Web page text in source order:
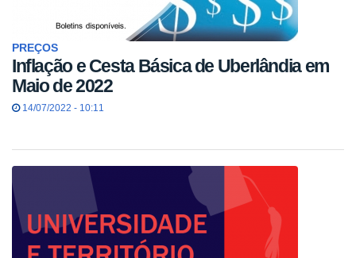
PREÇOS
Inflação e Cesta Básica de Uberlândia em
Maio de 2022
14/07/2022 - 10:11